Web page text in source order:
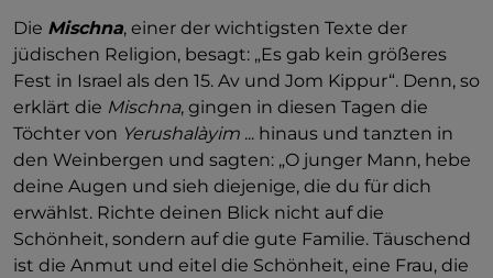
Die Mischna, einer der wichtigsten Texte der
jüdischen Religion, besagt: „Es gab kein größeres
Fest in Israel als den 15. Av und Jom Kippur“. Denn, so
erklärt die Mischna, gingen in diesen Tagen die
Töchter von Yerushalàyim ... hinaus und tanzten in
den Weinbergen und sagten: „O junger Mann, hebe
deine Augen und sieh diejenige, die du für dich
erwählst. Richte deinen Blick nicht auf die
Schönheit, sondern auf die gute Familie. Täuschend
ist die Anmut und eitel die Schönheit, eine Frau, die